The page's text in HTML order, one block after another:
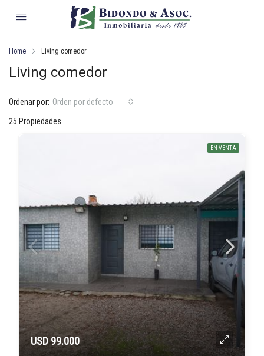
Home Living comedor
Living comedor
25 Propiedades
Ordenar por: Orden por defecto
EN VENTA
USD 99.000